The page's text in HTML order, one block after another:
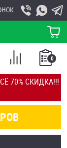
70% СКИДКА!!!
КОРЗИНА
0
СПИСОК
СРАВНЕНИЕ